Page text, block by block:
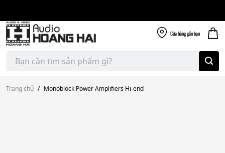
content
Cửa hànggần bạn
Tìm
kiếm:
Trang chủ / Monoblock Power Amplifiers Hi-end